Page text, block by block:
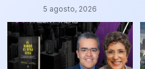
5 agosto, 2026